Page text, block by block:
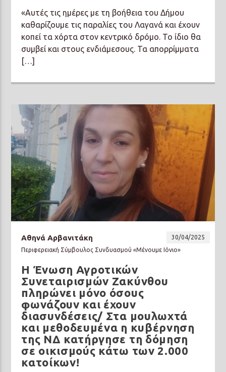
«Αυτές τις ημέρες με τη βοήθεια του Δήμου
καθαρίζουμε τις παραλίες του Λαγανά και έχουν
κοπεί τα χόρτα στον κεντρικό δρόμο. Το ίδιο θα
συμβεί και στους ενδιάμεσους. Τα απορρίμματα
[…]
Αθηνά Αρβανιτάκη
30/04/2025
Περιφερειακή Σύμβουλος Συνδυασμού «Μένουμε Ιόνιο»
Η Ένωση Αγροτικών
Συνεταιρισμών Ζακύνθου
πληρώνει μόνο όσους
φωνάζουν και έχουν
διασυνδέσεις/ Στα μουλωχτά
και μεθοδευμένα η κυβέρνηση
της ΝΔ κατήργησε τη δόμηση
σε οικισμούς κάτω των 2.000
κατοίκων!